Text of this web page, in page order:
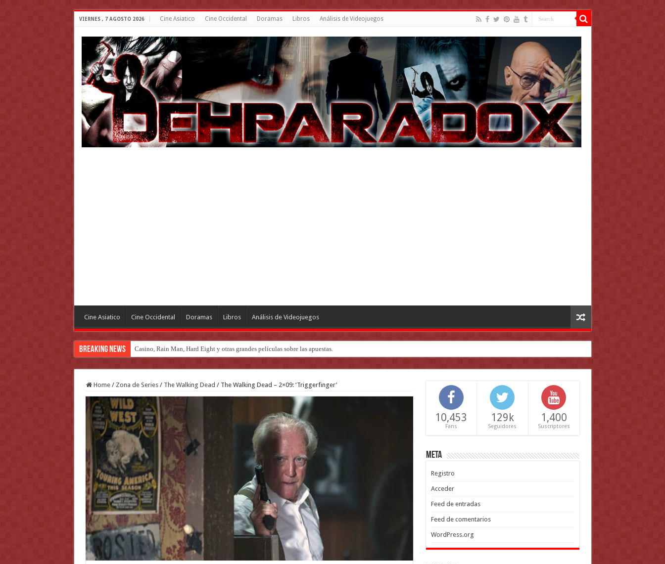
VIERNES , 7 AGOSTO 2026 Cine Asiatico Cine Occidental Doramas Libros Análisis de Videojuegos
Cine Asiatico Cine Occidental Doramas Libros Análisis de Videojuegos
Breaking News Introducción al maravilloso mundo de ‘Deadly Premonition’
Home / Zona de Series / The Walking Dead / The Walking Dead – 2×09: ‘Triggerfinger’
10,453
Fans
129k
Seguidores
1,400
Suscriptores
Meta
Registro
Acceder
Feed de entradas
Feed de comentarios
WordPress.org